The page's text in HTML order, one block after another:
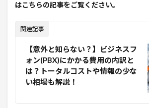
はこちらの記事をご覧ください。
関連記事
【意外と知らない？】ビジネスフ
ォン(PBX)にかかる費用の内訳と
は？トータルコストや情報の少な
い相場も解説！